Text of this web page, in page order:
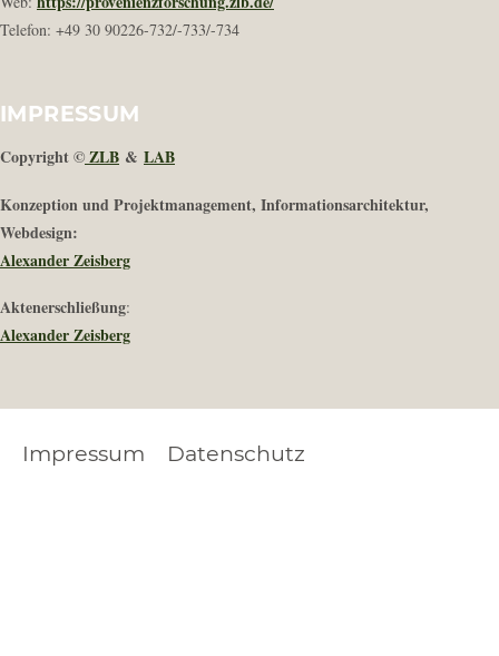
Telefon: +49 30 90226-732/-733/-734
IMPRESSUM
Copyright ©ZLB & LAB
Konzeption und Projektmanagement, Informationsarchitektur,
Webdesign:
Alexander Zeisberg
Aktenerschließung:
Alexander Zeisberg
FOOTER
Impressum Datenschutz